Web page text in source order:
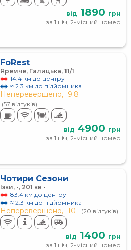
від 1890 грн
за 1 ніч, 2-місний номер
FoRest
Яремче, Галицька, 11/1
14.4 км до центру
≈ 2.3 км до підйомника
Неперевершено, 9.8
(57 відгуків)
від 4900 грн
за 1 ніч, 2-місний номер
Чотири Сезони
Ізки, -, 201 кв -
83.4 км до центру
≈ 2.3 км до підйомника
Неперевершено, 10 (20 відгуків)
від 1400 грн
за 1 ніч, 2-місний номер